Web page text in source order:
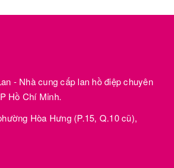
- Nhà cung cấp lan hồ điệp chuyên
Hồ Chí Minh.
Hòa Hưng (P.15, Q.10 cũ),